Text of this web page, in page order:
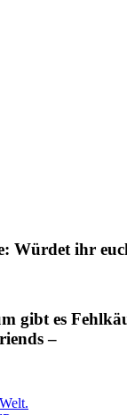
Würdet ihr
gibt es
–